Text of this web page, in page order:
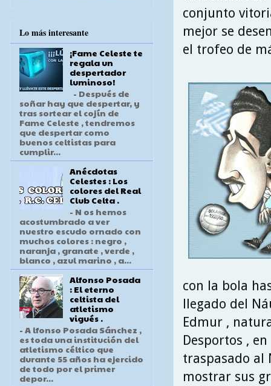
conjunto
mejor se
el trofeo de
con la bola
llegado del
Edmur ,
Desportos ,
traspasado al
mostrar sus
Lo más interesante
¡Fame Celeste te
regala un
despertador
luminoso!
- Después de
soñar hay que despertar, y
tras sortear el cojín de
Fame Celeste , tendremos
que despertar como
buenos celtistas para
cumplir...
Anécdotas
Celestes : Los
colores del Real
Club Celta .
- N os hemos
acostumbrado a ver
nuestro escudo ornado con
muchos colores : negro ,
naranja , granate , verde ,
blanco , azul marino , a...
Alfonso Posada
: El eterno
celtista del
atletismo
vigués .
- A lfonso Posada Sánchez ,
es toda una institución del
atletismo céltico que
durante 55 años ha ejercido
de todo por el primer
depor...